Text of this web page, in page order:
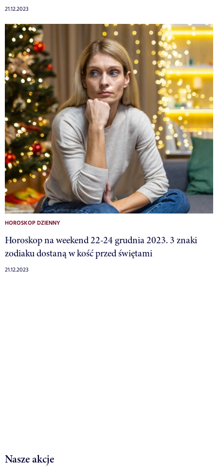
21.12.2023
HOROSKOP DZIENNY
Horoskop na weekend 22-24 grudnia 2023. 3 znaki
zodiaku dostaną w kość przed świętami
21.12.2023
Nasze akcje